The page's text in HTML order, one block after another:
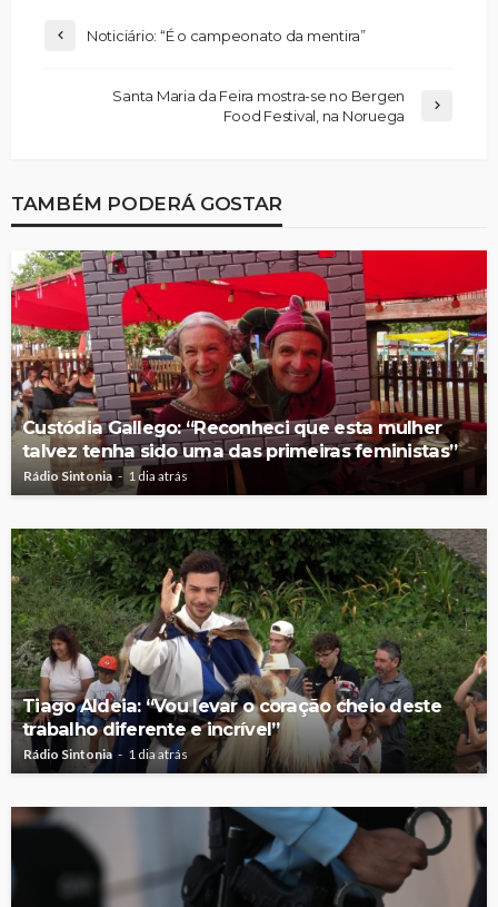
Noticiário: “É o campeonato da mentira”
Santa Maria da Feira mostra-se no Bergen
Food Festival, na Noruega
TAMBÉM PODERÁ GOSTAR
Custódia Gallego: “Reconheci que esta mulher
talvez tenha sido uma das primeiras feministas”
Rádio Sintonia 1 dia atrás
Tiago Aldeia: “Vou levar o coração cheio deste
trabalho diferente e incrível”
Rádio Sintonia 1 dia atrás